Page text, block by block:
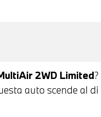
DELLA
- POSSIBILITA'
L'INTERO
2WD Limited
auto scende al